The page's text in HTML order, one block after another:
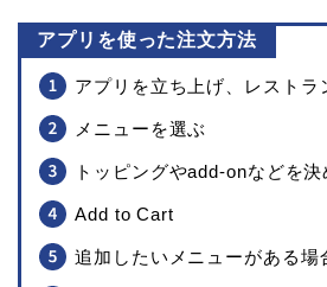
アプリを使った注文方法
アプリを立ち上げ、レストラ
メニューを選ぶ
トッピングやadd-onなどを決
Add to Cart
追加したいメニューがある場